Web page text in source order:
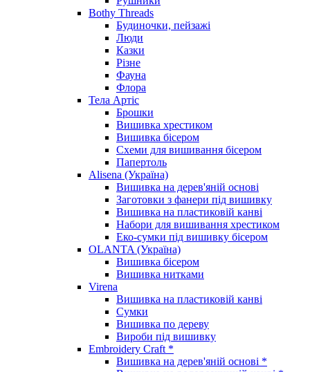
Bothy Threads
Будиночки, пейзажі
Люди
Казки
Різне
Фауна
Флора
Тела Артіс
Брошки
Вишивка хрестиком
Вишивка бісером
Схеми для вишивання бісером
Папертоль
Alisena (Україна)
Вишивка на дерев'яній основі
Заготовки з фанери під вишивку
Вишивка на пластиковій канві
Набори для вишивання хрестиком
Еко-сумки під вишивку бісером
OLANTA (Україна)
Вишивка бісером
Вишивка нитками
Virena
Вишивка на пластиковій канві
Сумки
Вишивка по дереву
Вироби під вишивку
Embroidery Craft *
Вишивка на дерев'яній основі *